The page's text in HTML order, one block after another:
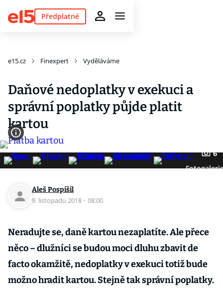
Předplatné
e15.cz Finexpert Vyděláváme
Daňové nedoplatky v exekuci a
správní poplatky půjde platit
kartou
6
Aleš Pospíšil
9. listopadu 2018 · 08:00
Neradujte se, daně kartou nezaplatíte. Ale přece
něco – dlužníci se budou moci dluhu zbavit de
facto okamžitě, nedoplatky v exekuci totiž bude
možno hradit kartou. Stejně tak správní poplatky.